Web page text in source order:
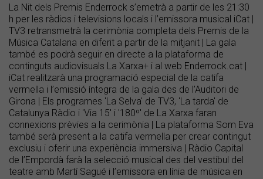
La Nit dels Premis Enderrock s’emetrà a partir de les 21:30
h per les ràdios i televisions locals i l’emissora musical iCat |
TV3 retransmetrà la cerimònia completa dels Premis de la
Música Catalana en diferit a partir de la mitjanit | La gala
també es podrà seguir en directe a la plataforma de
continguts audiovisuals La Xarxa+ i al web Enderrock.cat |
iCat realitzarà una programació especial de la catifa
vermella i l’emissió íntegra de la gala des de l’Auditori de
Girona | Els programes 'La Selva' de TV3, 'La tarda' de
Catalunya Ràdio i 'Via 15' i '180º' de La Xarxa faran
connexions prèvies a la cerimònia | La plataforma Som Eva
també serà present a la catifa vermella per crear contingut
exclusiu i oferir una experiència immersiva | Ràdio Capital
de l’Empordà farà la selecció musical des del vestíbul del
teatre amb Martí Sagué i l’emissora en línia de música en